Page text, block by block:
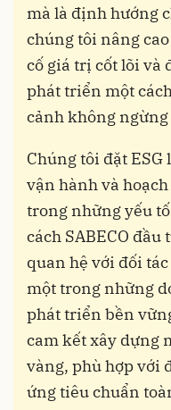
mà là định hướng
chúng tôi nâng
cố giá trị cốt lõi và
phát triển một
cảnh không
Chúng tôi đặt
vận hành và
trong những yếu
cách SABECO
quan hệ với đối
một trong những
phát triển bền
cam kết xây dựng
vàng, phù hợp với
ứng tiêu chuẩn